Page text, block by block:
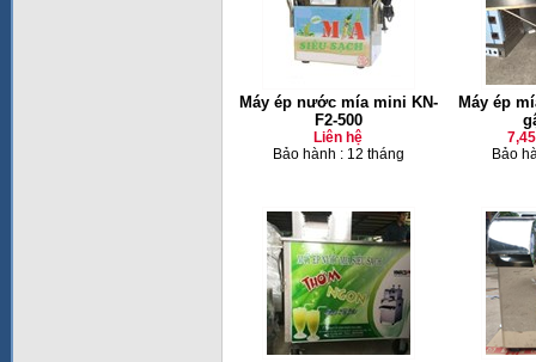
Máy ép nước mía mini KN-
F2-500
Liên hệ
Bảo hành : 12 tháng
Máy ép
Bảo